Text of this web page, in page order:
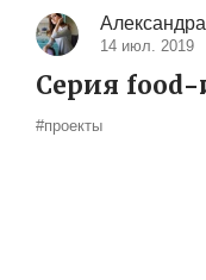
14 июл. 2019
Серия
#проекты